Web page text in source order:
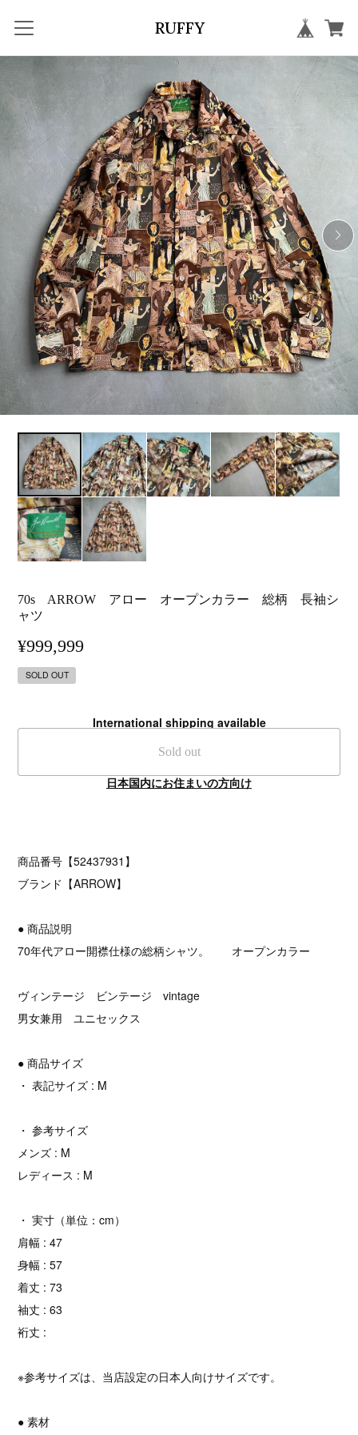
RUFFY
70s ARROW アロー オープンカラー 総柄 長袖シ
ャツ
¥999,999
SOLD OUT
International shipping available
Sold out
日本国内にお住まいの方向け
商品番号【52437931】
ブランド【ARROW】
● 商品説明
70年代アロー開襟仕様の総柄シャツ。 オープンカラー
ヴィンテージ ビンテージ vintage
男女兼用 ユニセックス
● 商品サイズ
・ 表記サイズ : M
・ 参考サイズ
メンズ : M
レディース : M
・ 実寸（単位：cm）
肩幅 : 47
身幅 : 57
着丈 : 73
袖丈 : 63
裄丈 :
※参考サイズは、当店設定の日本人向けサイズです。
● 素材